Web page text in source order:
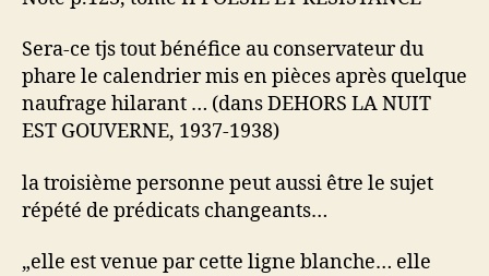
Sera-ce tjs tout bénéfice au conservateur du
phare le calendrier mis en pièces après quelque
naufrage hilarant … (dans DEHORS LA NUIT
EST GOUVERNE, 1937-1938)
la troisième personne peut aussi être le sujet
répété de prédicats changeants…
„elle est venue par cette ligne blanche… elle